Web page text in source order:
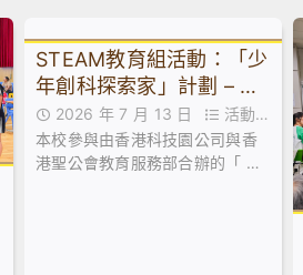
STEAM教育組活動：「少
年創科探索家」計劃 – 到
校講座及AI嘉年華
2026 年 7 月 13 日
絮
本校參與由香港科技園公司與香
港聖公會教育服務部合辦的「 少